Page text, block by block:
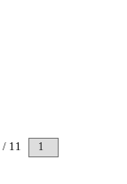
/ 11